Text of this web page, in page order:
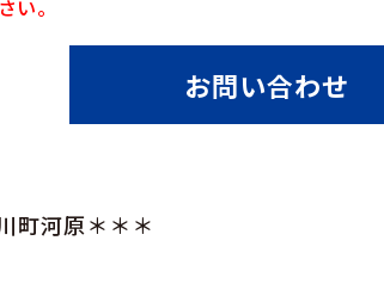
い。
お問い合わせ
町河原＊＊＊